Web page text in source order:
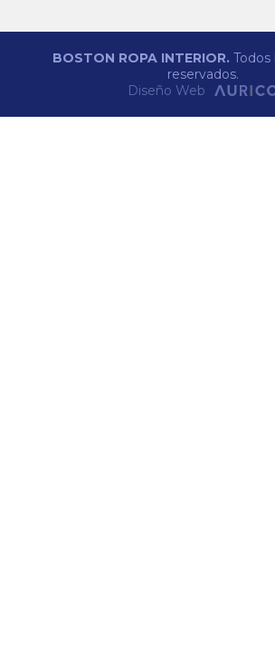
BOSTON ROPA INTERIOR. Todos
reservados.
Diseño Web